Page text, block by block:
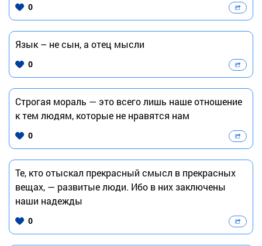
0
Язык – не сын, а отец мысли
0
Строгая мораль — это всего лишь наше отношение
к тем людям, которые не нравятся нам
0
Те, кто отыскал прекрасный смысл в прекрасных
вещах, — развитые люди. Ибо в них заключены
наши надежды
0